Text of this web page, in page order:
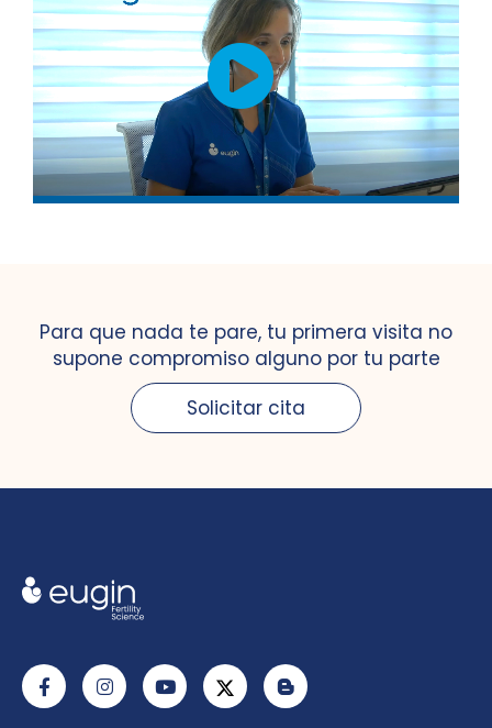
Para que nada te pare, tu primera visita no
supone compromiso alguno por tu parte
Solicitar cita